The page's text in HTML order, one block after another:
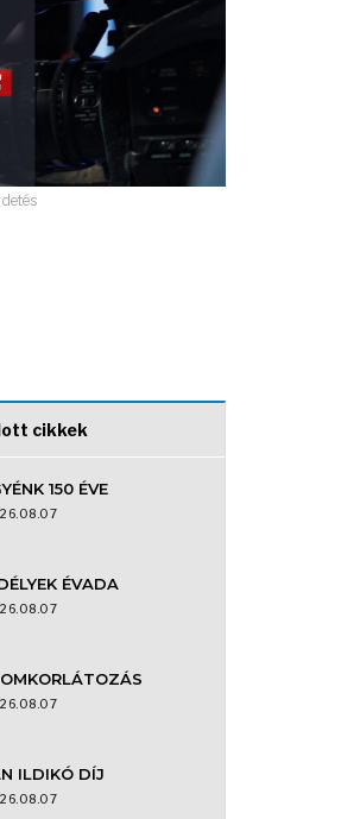
cikkek
150 ÉVE
ÉVADA
ILDIKÓ DÍJ